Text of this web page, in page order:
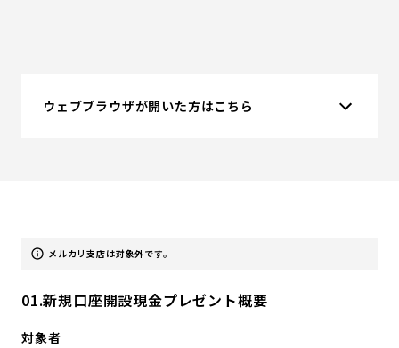
ウェブブラウザが開いた方はこちら
メルカリ支店は対象外です。
01.新規口座開設現金プレゼント概要
対象者